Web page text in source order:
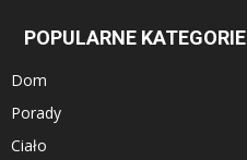
POPULARNE KATEGORIE
Dom
Porady
Ciało